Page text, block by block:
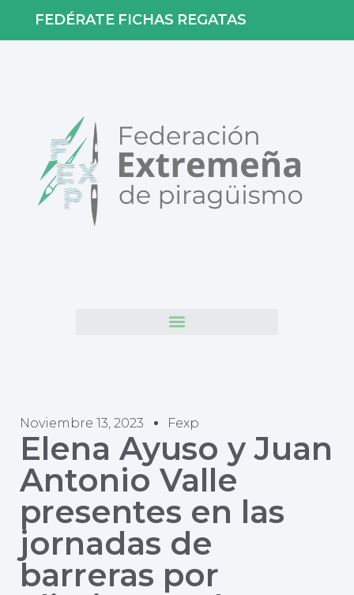
FEDÉRATE FICHAS REGATAS
Noviembre 13, 2023 Fexp
Elena Ayuso y Juan
Antonio Valle
presentes en las
jornadas de
barreras por